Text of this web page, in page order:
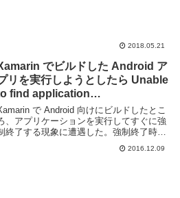
2018.05.21
でビルドした Android ア
リを実行しようとしたら Unable
find application
or
と言
で Android 向けにビルドしたとこ
、アプリケーションを実行してすぐに強
終了する現象に遭遇した。強制終了時の
画面のスクリーンショットを撮るのを忘れ
てしまった。。とくにデバッガーにメッセ
2016.12.09